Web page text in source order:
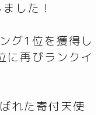
した！
グ1位を獲得し
に再びランクイ
れた寄付天使